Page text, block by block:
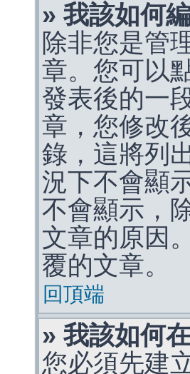
» 我該如何
除非您是管
章。您可以
發表後的一
章，您修改
錄，這將列
況下不會顯
不會顯示，
文章的原因
覆的文章。
回頂端
» 我該如何
您必須先建